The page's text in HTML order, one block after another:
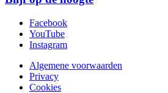
Facebook
YouTube
Instagram
Algemene voorwaarden
Privacy
Cookies